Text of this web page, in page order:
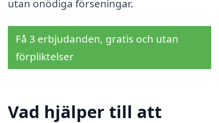
utan onödiga förseningar.
Få 3 erbjudanden, gratis och utan
förpliktelser
Vad hjälper till att